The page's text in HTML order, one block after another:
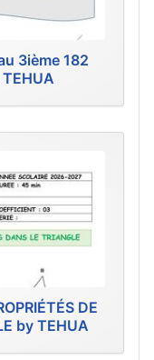
3ième 182
DE
by TEHUA